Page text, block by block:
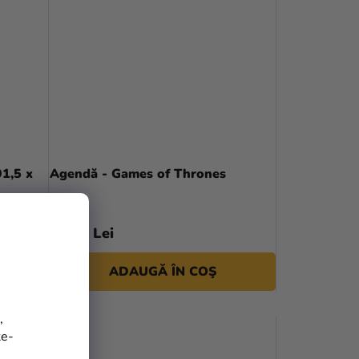
x
Agendă - Games of Thrones
49,90 Lei
ADAUGĂ ÎN COŞ